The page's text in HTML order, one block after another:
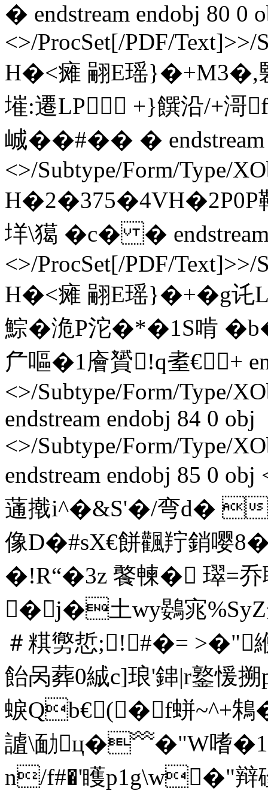
� endstream endobj 80 0
<>/ProcSet[/PDF/Text]>>/
H�<瘫 翤E瑶}�+M3�,硻
墔:遷LP +}饌沿/+滒
峸��#� � �
<>/Subtype/Form/Type/
H�2�375�4VH�2P0P
垟\獦 �c� � endstream
<>/ProcSet[/PDF/Text]>>/
H�<瘫 翤E瑶}�+�g讬
鯮� 洈P沱�*�1S啃
厃嘔�1廥贇!q耊€+
<>/Subtype/Form/Type/
endstream endobj 84 0 obj
<>/Subtype/Form/Type/
endstream endobj 85 0 obj
蓪撠i^�&S'�/弯d� 
像D�#sX€餅飌羜銷嘤
�!R“�3z 饏朄� 璻=乔
�j�土wy鷃宨
＃粸勶悊;!┏#�= >�"
飴呙葬0絾c]琅'鋛|r鐜愋
蜧Qb€(�f蛢~^+鴸
謯\勔ц�﹌�"W嗜
n/f#�'矆p1g\w�"辩